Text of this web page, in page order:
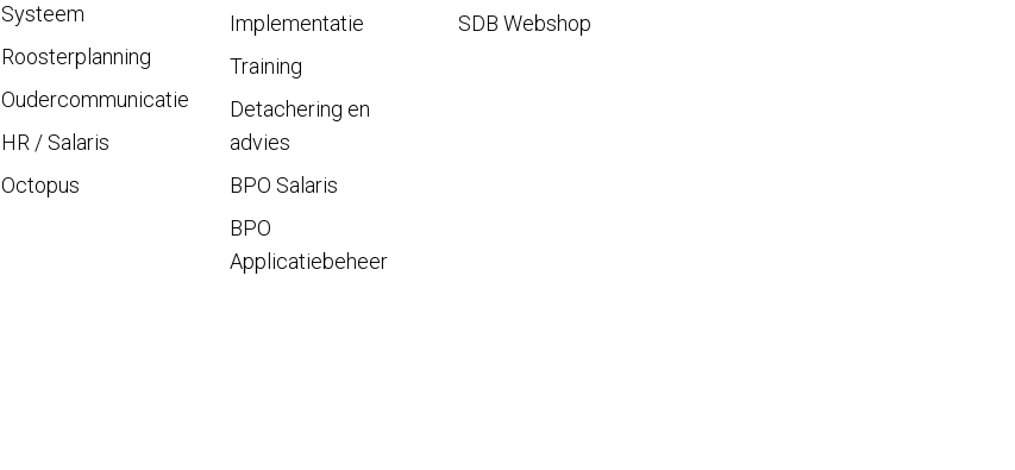
Systeem
Roosterplanning
Oudercommunicatie
HR / Salaris
Octopus
Implementatie
Training
Detachering en
advies
BPO Salaris
BPO
Applicatiebeheer
SDB Webshop